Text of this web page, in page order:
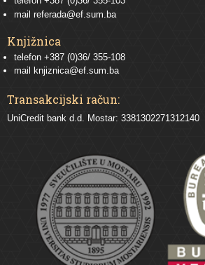
mail referada@ef.sum.ba
Knjižnica
telefon +387 (0)36/ 355-108
mail
knjiznica@ef.sum.ba
Transakcijski račun:
UniCredit bank d.d. Mostar: 3381302271312140